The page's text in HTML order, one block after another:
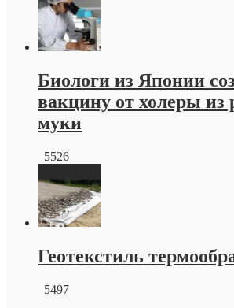
Биологи из Японии
вакцину от холеры из
муки
5526
Геотекстиль
5497